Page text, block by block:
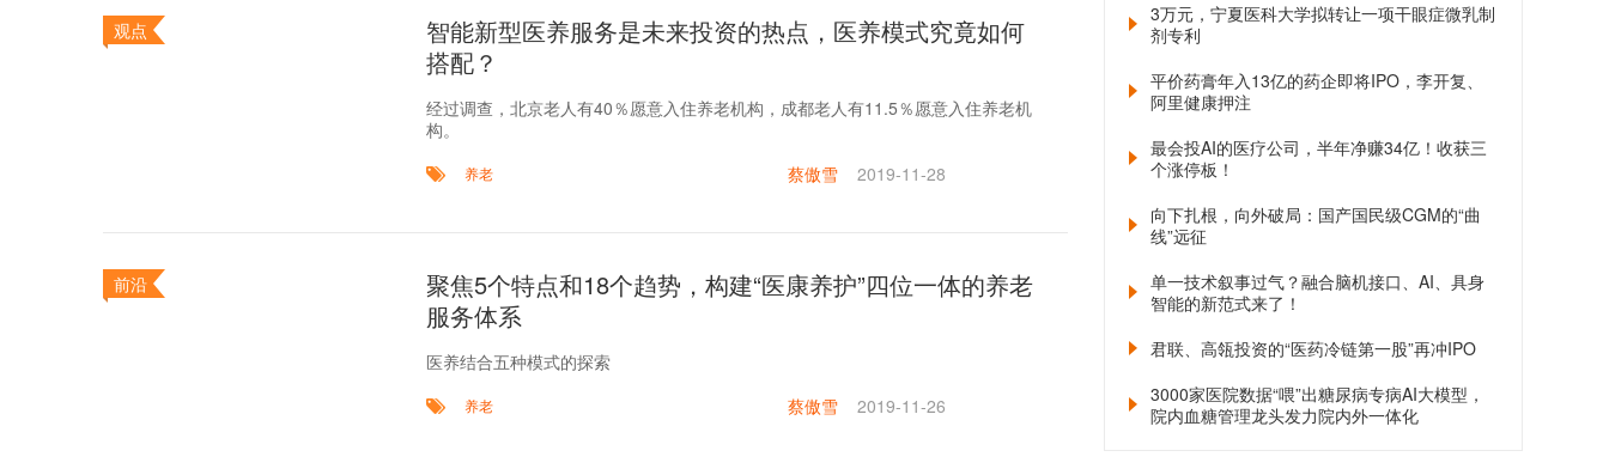
观点
智能新型医养服务是未来投资的热点，医养模式究竟如何
搭配？
经过调查，北京老人有40％愿意入住养老机构，成都老人有11.5％愿意入住养老机
构。
养老 蔡傲雪 2019-11-28
前沿
聚焦5个特点和18个趋势，构建“医康养护”四位一体的养老
服务体系
医养结合五种模式的探索
养老 蔡傲雪 2019-11-26
3万元，宁夏医科大学拟转让一项干眼症微乳制
剂专利
平价药膏年入13亿的药企即将IPO，李开复、
阿里健康押注
最会投AI的医疗公司，半年净赚34亿！收获三
个涨停板！
向下扎根，向外破局：国产国民级CGM的“曲
线”远征
单一技术叙事过气？融合脑机接口、AI、具身
智能的新范式来了！
君联、高瓴投资的“医药冷链第一股”再冲IPO
3000家医院数据“喂”出糖尿病专病AI大模型，
院内血糖管理龙头发力院内外一体化